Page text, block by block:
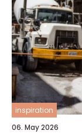
inspiration
06. May 2026